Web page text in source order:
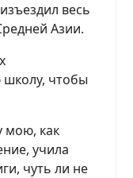
весь
Азии.
школу, чтобы
мою, как
учила
чуть ли не